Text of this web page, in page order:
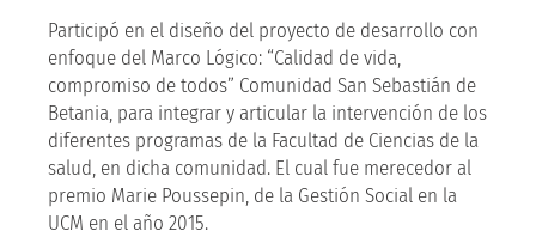
Participó en el diseño del proyecto de desarrollo con
enfoque del Marco Lógico: “Calidad de vida,
compromiso de todos” Comunidad San Sebastián de
Betania, para integrar y articular la intervención de los
diferentes programas de la Facultad de Ciencias de la
salud, en dicha comunidad. El cual fue merecedor al
premio Marie Poussepin, de la Gestión Social en la
UCM en el año 2015.